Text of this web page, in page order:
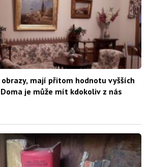
mají přitom hodnotu vyšších
je může mít kdokoliv z nás